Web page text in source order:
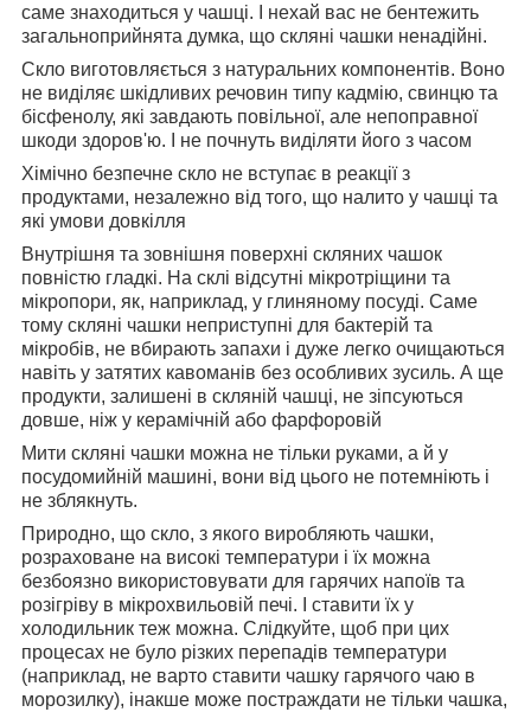
саме знаходиться у чашці. І нехай вас не бентежить
загальноприйнята думка, що скляні чашки ненадійні.
Скло виготовляється з натуральних компонентів. Воно
не виділяє шкідливих речовин типу кадмію, свинцю та
бісфенолу, які завдають повільної, але непоправної
шкоди здоров'ю. І не почнуть виділяти його з часом
Хімічно безпечне скло не вступає в реакції з
продуктами, незалежно від того, що налито у чашці та
які умови довкілля
Внутрішня та зовнішня поверхні скляних чашок
повністю гладкі. На склі відсутні мікротріщини та
мікропори, як, наприклад, у глиняному посуді. Саме
тому скляні чашки неприступні для бактерій та
мікробів, не вбирають запахи і дуже легко очищаються
навіть у затятих кавоманів без особливих зусиль. А ще
продукти, залишені в скляній чашці, не зіпсуються
довше, ніж у керамічній або фарфоровій
Мити скляні чашки можна не тільки руками, а й у
посудомийній машині, вони від цього не потемніють і
не зблякнуть.
Природно, що скло, з якого виробляють чашки,
розраховане на високі температури і їх можна
безбоязно використовувати для гарячих напоїв та
розігріву в мікрохвильовій печі. І ставити їх у
холодильник теж можна. Слідкуйте, щоб при цих
процесах не було різких перепадів температури
(наприклад, не варто ставити чашку гарячого чаю в
морозилку), інакше може постраждати не тільки чашка,